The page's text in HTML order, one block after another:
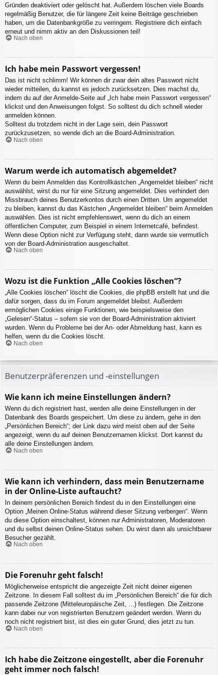
Gründen deaktiviert oder gelöscht hat. Außerdem löschen viele Boards
regelmäßig Benutzer, die für längere Zeit keine Beiträge geschrieben
haben, um die Datenbankgröße zu verringern. Registriere dich einfach
erneut und nimm aktiv an den Diskussionen teil!
Nach oben
Ich habe mein Passwort vergessen!
Das ist nicht schlimm! Wir können dir zwar dein altes Passwort nicht
wieder mitteilen, du kannst es jedoch zurücksetzen. Dies machst du,
indem du auf der Anmelde-Seite auf „Ich habe mein Passwort vergessen“
klickst und den Anweisungen folgst. So solltest du dich schnell wieder
anmelden können.
Solltest du trotzdem nicht in der Lage sein, dein Passwort
zurückzusetzen, so wende dich an die Board-Administration.
Nach oben
Warum werde ich automatisch abgemeldet?
Wenn du beim Anmelden das Kontrollkästchen „Angemeldet bleiben“ nicht
auswählst, wirst du nur für eine Sitzung angemeldet. Dies verhindert den
Missbrauch deines Benutzerkontos durch einen Dritten. Um angemeldet
zu bleiben, kannst du das Kästchen „Angemeldet bleiben“ beim Anmelden
auswählen. Dies ist nicht empfehlenswert, wenn du dich an einem
öffentlichen Computer, zum Beispiel in einem Internetcafé, befindest.
Wenn diese Option nicht zur Verfügung steht, dann wurde sie vermutlich
von der Board-Administration ausgeschaltet.
Nach oben
Wozu ist die Funktion „Alle Cookies löschen“?
„Alle Cookies löschen“ löscht die Cookies, die phpBB erstellt hat und die
dafür sorgen, dass du im Forum angemeldet bleibst. Außerdem
ermöglichen Cookies einige Funktionen, wie beispielsweise den
„Gelesen“-Status – sofern sie von der Board-Administration aktiviert
wurden. Wenn du Probleme bei der An- oder Abmeldung hast, kann es
helfen, wenn du die Cookies löscht.
Nach oben
Benutzerpräferenzen und -einstellungen
Wie kann ich meine Einstellungen ändern?
Wenn du dich registriert hast, werden alle deine Einstellungen in der
Datenbank des Boards gespeichert. Um diese zu ändern, gehe in den
„Persönlichen Bereich“; der Link dazu wird meist oben auf der Seite
angezeigt, wenn du auf deinen Benutzernamen klickst. Dort kannst du
alle deine Einstellungen ändern.
Nach oben
Wie kann ich verhindern, dass mein Benutzername
in der Online-Liste auftaucht?
In deinem persönlichen Bereich findest du in den Einstellungen eine
Option „Meinen Online-Status während dieser Sitzung verbergen“. Wenn
du diese Option einschaltest, können nur Administratoren, Moderatoren
und du selbst deinen Online-Status sehen. Du wirst dann als unsichtbarer
Besucher gezählt.
Nach oben
Die Forenuhr geht falsch!
Möglicherweise entspricht die angezeigte Zeit nicht deiner eigenen
Zeitzone. In diesem Fall solltest du im „Persönlichen Bereich“ die für dich
passende Zeitzone (Mitteleuropäische Zeit, ...) festlegen. Die Zeitzone
kann dabei nur von registrierten Benutzern geändert werden. Wenn du
noch nicht registriert bist, ist dies ein guter Grund, dies jetzt zu tun.
Nach oben
Ich habe die Zeitzone eingestellt, aber die Forenuhr
geht immer noch falsch!